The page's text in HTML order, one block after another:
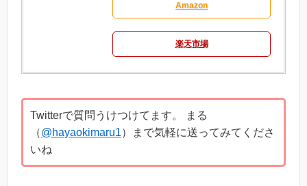
Amazon
楽天市場
Twitterで質問うけつけてます。 まる
（@hayaokimaru1）まで気軽に送ってみてくださ
いね